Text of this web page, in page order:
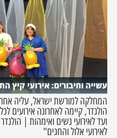
עשייה וחיבורים: אירועי קיץ
המחלקה למורשת ישראל, עליה
הולנדר, קיימה לאחרונה אירועים
ועד לאירועי נשים ואימהות |
לאירועי אלול והחגים"